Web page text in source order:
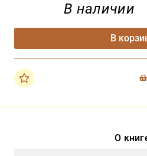
В наличии
В
О
magazin.ru